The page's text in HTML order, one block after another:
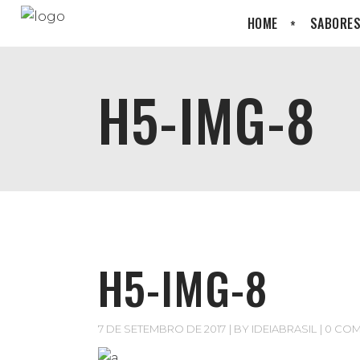
HOME
H5-IMG-8
H5-IMG-8
7 DE SETEMBRO DE 2017 BY IDEIABRASIL 0